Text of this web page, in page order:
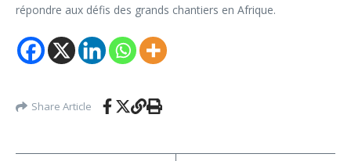
répondre aux défis des grands chantiers en Afrique.
Share Article